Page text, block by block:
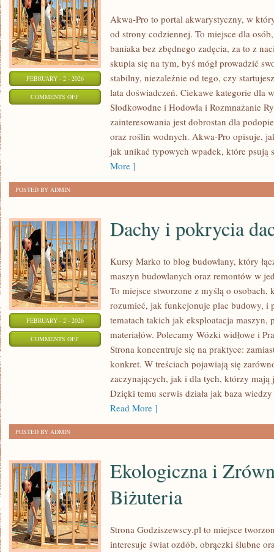
FEBRUARY - 2 - 2026
COMMENTS OFFON
AKWARIOWA
Akwa-Pro to portal akwarystyczny, w
od strony codziennej. To miejsce dla
baniaka bez zbędnego zadęcia, za to z
skupia się na tym, byś mógł prowadzić
stabilny, niezależnie od tego, czy
lata doświadczeń. Ciekawe kategorie dla
Słodkowodne i Hodowla i Rozmnażanie
zainteresowania jest dobrostan dla
oraz roślin wodnych. Akwa-Pro opisuje,
jak unikać typowych wpadek, które psują
More ]
POSTED BY ADMIN
FEBRUARY - 2 - 2026
COMMENTS OFFON
Dachy i pokrycia
Kursy Marko to blog budowlany, który
maszyn budowlanych oraz remontów w
To miejsce stworzone z myślą o osobach,
rozumieć, jak funkcjonuje plac budowy, i
tematach takich jak eksploatacja maszyn,
materiałów. Polecamy Wózki widłowe i
Strona koncentruje się na praktyce:
konkret. W treściach pojawiają się
zaczynających, jak i dla tych, którzy mają
Dzięki temu serwis działa jak baza
Read More ]
POSTED BY ADMIN
Ekologiczna i
Biżuteria
Strona Godziszewscy.pl to miejsce
interesuje świat ozdób, obrączki ślubne